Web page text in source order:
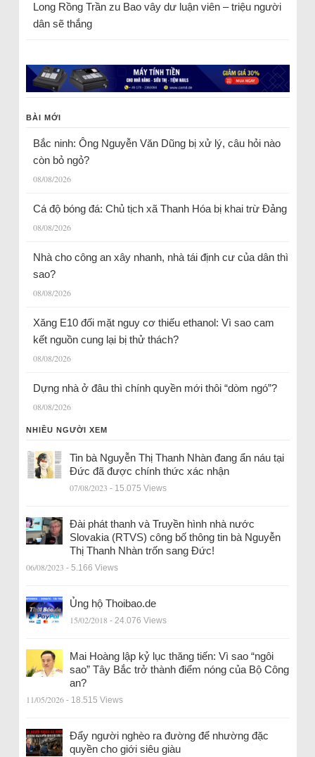
Long Rồng Trầnzu Bao vây dư luận viên – triệu người
dân sẽ thắng
BÀI MỚI
Bắc ninh: Ông Nguyễn Văn Dũng bị xử lý, câu hỏi nào
còn bỏ ngỏ?
08/08/2026
Cá độ bóng đá: Chủ tịch xã Thanh Hóa bị khai trừ Đảng
08/08/2026
Nhà cho công an xây nhanh, nhà tái định cư của dân thì
sao?
08/08/2026
Xăng E10 đối mặt nguy cơ thiếu ethanol: Vì sao cam
kết nguồn cung lại bị thử thách?
08/08/2026
Dựng nhà ở đâu thì chính quyền mới thôi “dòm ngó”?
08/08/2026
NHIỀU NGƯỜI XEM
Tin bà Nguyễn Thị Thanh Nhàn đang ẩn náu tại
Đức đã được chính thức xác nhận
07/08/2023 - 15.075 Views
Đài phát thanh và Truyền hình nhà nước
Slovakia (RTVS) công bố thông tin bà Nguyễn
Thị Thanh Nhàn trốn sang Đức!
06/08/2023 - 5.166 Views
Ủng hộ Thoibao.de
15/02/2018 - 24.076 Views
Mai Hoàng lập kỷ lục thăng tiến: Vì sao “ngôi
sao” Tây Bắc trở thành điểm nóng của Bộ Công
an?
11/05/2026 - 18.515 Views
Đẩy người nghèo ra đường để nhường đặc
quyền cho giới siêu giàu